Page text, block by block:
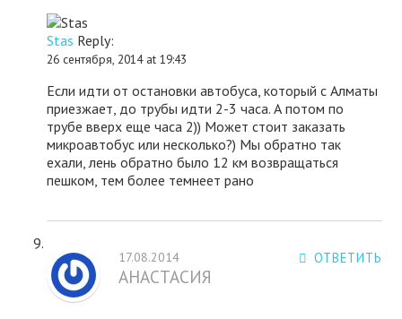
Stas Reply:
26 сентября, 2014 at 19:43
Если идти от остановки автобуса, который с Алматы
приезжает, до трубы идти 2-3 часа. А потом по
трубе вверх еще часа 2)) Может стоит заказать
микроавтобус или несколько?) Мы обратно так
ехали, лень обратно было 12 км возвращаться
пешком, тем более темнеет рано
ОТВЕТИТЬ
17.08.2014
АНАСТАСИЯ